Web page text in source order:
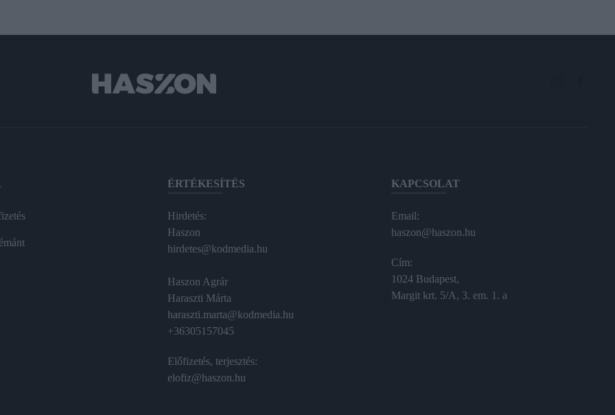
ÉRTÉKESÍTÉS
Hirdetés:
Haszon
hirdetes@kodmedia.hu
Haszon Agrár
Haraszti Márta
haraszti.marta@kodmedia.hu
+36305157045
Előfizetés, terjesztés:
elofiz@haszon.hu
KAPCSOLAT
Email:
haszon@haszon.hu
Cím:
1024 Budapest,
Margit krt. 5/A, 3. em. 1. a